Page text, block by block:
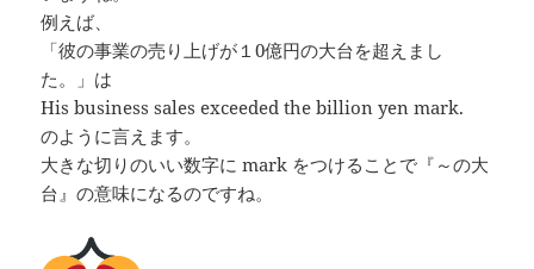
例えば、
「彼の事業の売り上げが１0億円の大台を超えまし
た。」は
His business sales exceeded the billion yen mark.
のように言えます。
大きな切りのいい数字に mark をつけることで『～の大
台』の意味になるのですね。